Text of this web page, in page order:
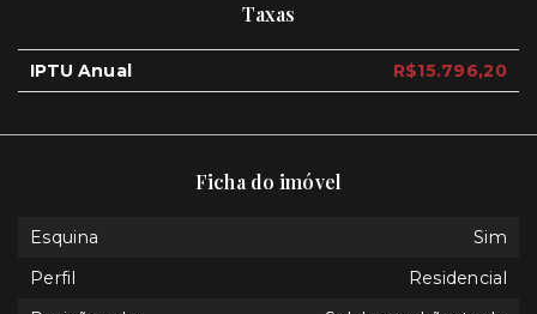
Taxas
IPTU Anual R$15.796,20
Ficha do imóvel
Esquina
Sim
Perfil
Residencial